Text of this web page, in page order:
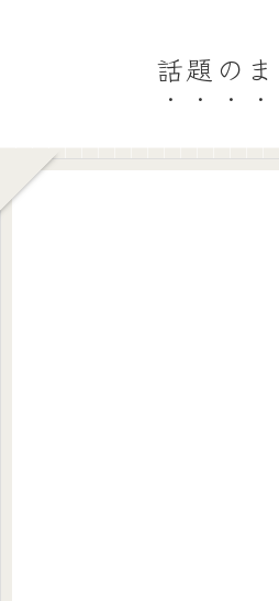
話題の